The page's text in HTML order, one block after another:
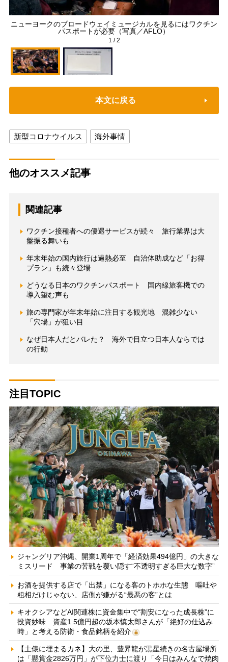
ニューヨークのブロードウェイミュージカルを見るにはワクチン
パスポートが必要（写真／AFLO）
1 /2
本文に戻る
新型コロナウイルス 海外事情
他のオススメ記事
関連記事
ワクチン接種者への優遇サービスが続々 旅行業界は大
盤振る舞いも
年末年始の国内旅行は過熱必至 自治体助成など「お得
プラン」も続々登場
どうなる日本のワクチンパスポート 国内線旅客機での
導入望む声も
旅の専門家が年末年始に注目する観光地 混雑少ない
「穴場」が狙い目
なぜ日本人だとバレた？ 海外で目立つ日本人ならでは
の行動
注目TOPIC
ジャングリア沖縄、開業1周年で「経済効果494億円」の大きな
ミスリード 事業の苦戦を覆い隠す“不透明すぎる巨大な数字”
お酒を提供する店で「出禁」になる客のトホホな生態 嘔吐や
粗相だけじゃない、店側が嫌がる“最悪の客”とは
キオクシアなどAI関連株に資金集中で“割安になった成長株”に
投資妙味 資産1.5億円超の坂本慎太郎さんが「絶好の仕込み
時」と考える防衛・食品銘柄を紹介
【土俵に埋まるカネ】大の里、豊昇龍が黒星続きの名古屋場所
は「懸賞金2826万円」が下位力士に渡り「今日はみんなで焼肉